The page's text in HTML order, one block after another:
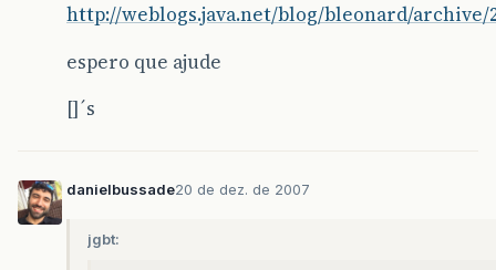
http://weblogs.java.net/blog/bleonard/archive/
espero que ajude
[]´s
danielbussade20 de dez. de 2007
jgbt: